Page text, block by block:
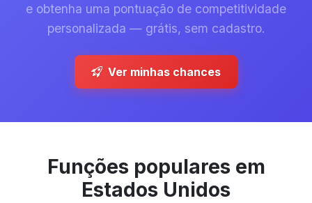
e obtenha uma pontuação de competitividade
personalizada — grátis, sem cadastro.
Ver minhas chances
Funções populares em
Estados Unidos